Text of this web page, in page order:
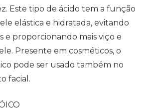
Este tipo de ácido tem a função
elástica e hidratada, evitando
e proporcionando mais viço e
Presente em cosméticos, o
pode ser usado também no
facial.